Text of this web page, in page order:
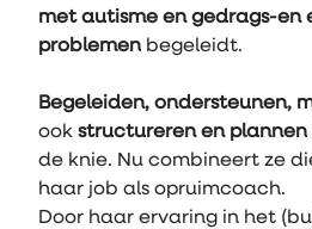
met autisme en gedrags-en
problemen begeleidt.
Begeleiden, ondersteunen,
ook structureren en plannen
de knie. Nu combineert ze
haar job als opruimcoach.
Door haar ervaring in het